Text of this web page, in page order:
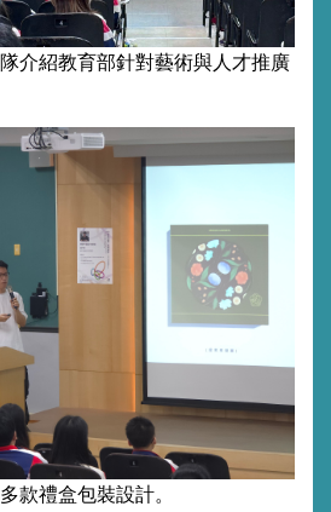
介紹教育部針對藝術與人才推廣
款禮盒包裝設計。